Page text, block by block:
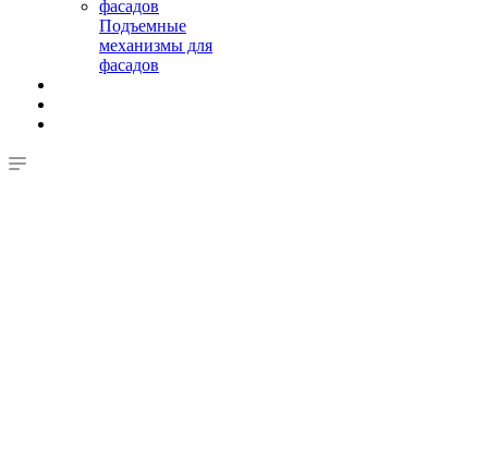
Подъемные
механизмы для
фасадов